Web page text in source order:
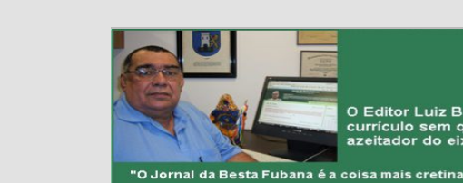
JORNAL DA BESTA FUBANA
Uma Gazeta Escrota